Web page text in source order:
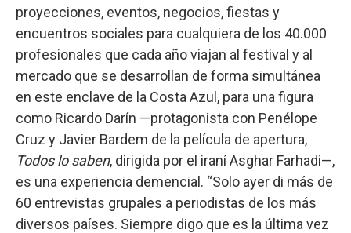
proyecciones, eventos, negocios, fiestas y
encuentros sociales para cualquiera de los 40.000
profesionales que cada año viajan al festival y al
mercado que se desarrollan de forma simultánea
en este enclave de la Costa Azul, para una figura
como Ricardo Darín —protagonista con Penélope
Cruz y Javier Bardem de la película de apertura,
Todos lo saben, dirigida por el iraní Asghar Farhadi—,
es una experiencia demencial. “Solo ayer di más de
60 entrevistas grupales a periodistas de los más
diversos países. Siempre digo que es la última vez